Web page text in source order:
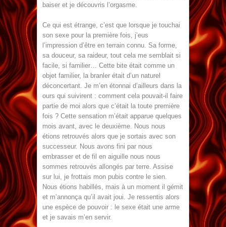
baiser et je découvris l’orgasme.
Ce qui est étrange, c’est que lorsque je touchai
son sexe pour la première fois, j’eus
l’impression d’être en terrain connu. Sa forme,
sa douceur, sa raideur, tout cela me semblait si
facile, si familier… Cette bite était comme un
objet familier, la branler était d’un naturel
déconcertant. Je m’en étonnai d’ailleurs dans la
ours qui suivirent : comment cela pouvait-il faire
partie de moi alors que c’était la toute première
fois ? Cette sensation m’était apparue quelques
mois avant, avec le deuxième. Nous nous
étions retrouvés alors que je sortais avec son
successeur. Nous avons fini par nous
embrasser et de fil en aiguille nous nous
sommes retrouvés allongés par terre. Assise
sur lui, je frottais mon pubis contre le sien.
Nous étions habillés, mais à un moment il gémit
et m’annonça qu’il avait joui. Je ressentis alors
une espèce de pouvoir : le sexe était une arme
et je savais m’en servir.